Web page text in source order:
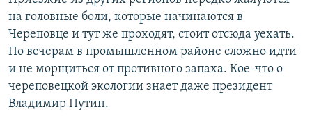
на головные боли, которые начинаются в
Череповце и тут же проходят, стоит отсюда уехать.
По вечерам в промышленном районе сложно идти
и не морщиться от противного запаха. Кое-что о
череповецкой экологии знает даже президент
Владимир Путин.